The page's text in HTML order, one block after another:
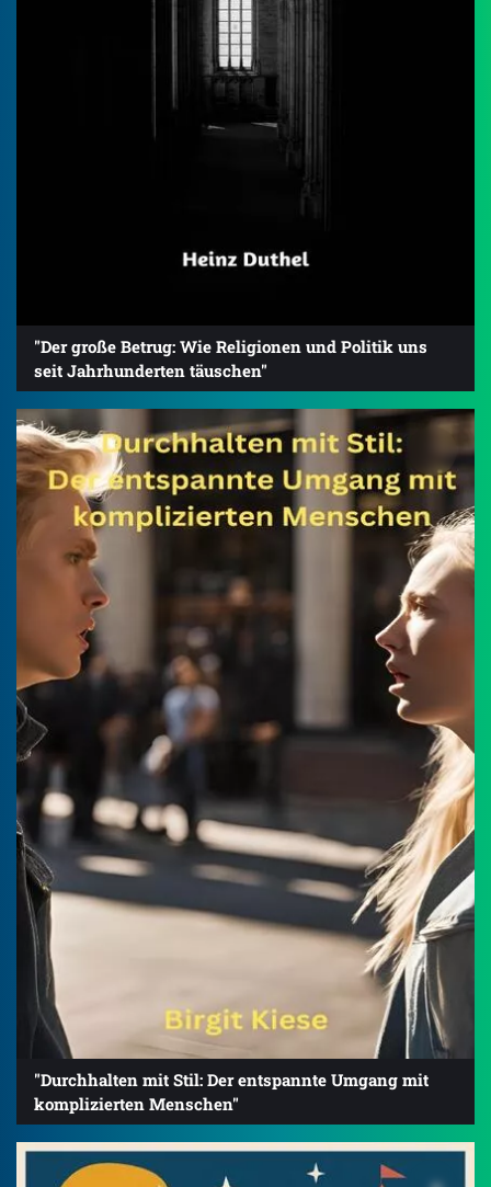
"Der große Betrug: Wie Religionen und Politik uns
seit Jahrhunderten täuschen"
"Durchhalten mit Stil: Der entspannte Umgang mit
komplizierten Menschen"